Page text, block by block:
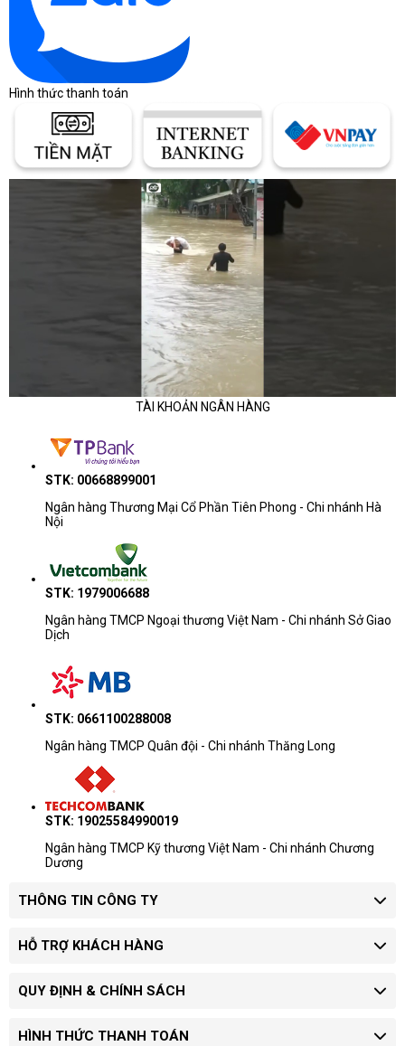
nguồn AC. Ngoài ra, sản phẩm còn được trang bị Intel Wi-Fi 6E
AX211 mới nhất và Bluetooth 5.2, mang lại cho bạn kết nối không
dây ổn định và tốc độ cao mọi lúc mọi nơi mà không cần phải lo lắng
về dây nối rắc rối.
Công ty Cổ phần Vật tư và Thiết bị văn phòng CDC
Trụ sở chính: C18, Lô 9, KĐTM. Định Công, P. Định Công, Q. Hoàng
Mai, TP. Hà Nội
Hotline 1: 0983.366.022 (Hà Nội)
CN.HCM: 51/1 Giải Phóng, Phường 4, Quận Tân Bình, TP Hồ Chí
Minh
Hotline 2: 0904.672.691 (TP.HCM)
Website:maytinhcdc.vn
https://www.facebook.com/maytinhcdc.vn/
Hình thức thanh toán
TÀI KHOẢN NGÂN HÀNG
STK: 00668899001
Ngân hàng Thương Mại Cổ Phần Tiên Phong - Chi nhánh Hà
Nội
STK: 1979006688
Ngân hàng TMCP Ngoại thương Việt Nam - Chi nhánh Sở Giao
Dịch
STK: 0661100288008
Ngân hàng TMCP Quân đội - Chi nhánh Thăng Long
STK: 19025584990019
Ngân hàng TMCP Kỹ thương Việt Nam - Chi nhánh Chương
Dương
THÔNG TIN CÔNG TY
HỖ TRỢ KHÁCH HÀNG
QUY ĐỊNH & CHÍNH SÁCH
HÌNH THỨC THANH TOÁN